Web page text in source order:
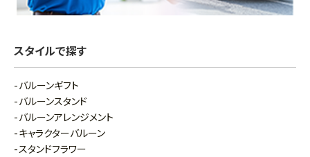
スタイルで探す
バルーンギフト
バルーンスタンド
バルーンアレンジメント
キャラクターバルーン
スタンドフラワー